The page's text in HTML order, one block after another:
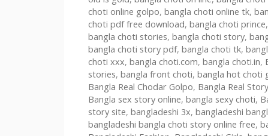
choti online golpo, bangla choti online tk,
choti pdf free download, bangla choti prince,
bangla choti stories, bangla choti story,
bangla choti story pdf, bangla choti tk,
choti xxx, bangla choti.com, bangla choti.in,
stories, bangla front choti, bangla hot choti
Bangla Real Chodar Golpo, Bangla Real Story
Bangla sex story online, bangla sexy choti,
story site, bangladeshi 3x, bangladeshi
bangladeshi bangla choti story online free,